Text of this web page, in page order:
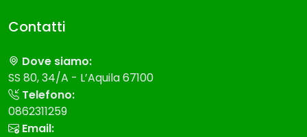
Contatti
Dove siamo:
SS 80, 34/A - L’Aquila 67100
Telefono:
0862311259
Email: